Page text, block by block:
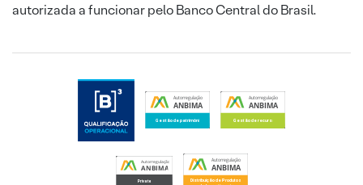
autorizada a funcionar pelo Banco Central do Brasil.